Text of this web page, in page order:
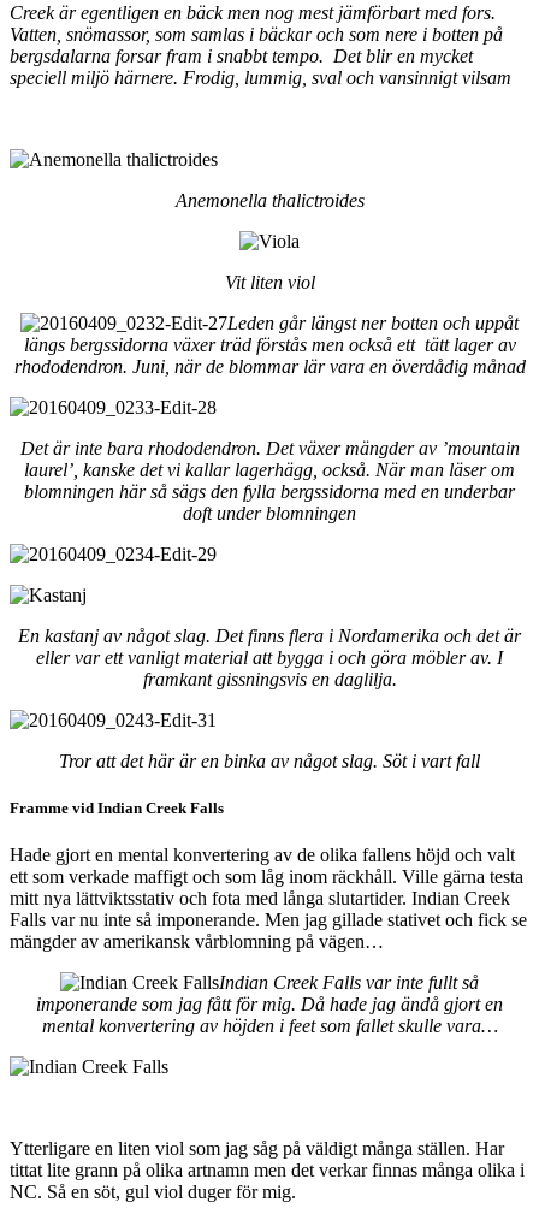
Creek är egentligen en bäck men nog mest jämförbart med fors.
Vatten, snömassor, som samlas i bäckar och som nere i botten på
bergsdalarna forsar fram i snabbt tempo. Det blir en mycket
speciell miljö härnere. Frodig, lummig, sval och vansinnigt vilsam
Anemonella thalictroides
Vit liten viol
Leden går längst ner botten och uppåt
längs bergssidorna växer träd förstås men också ett tätt lager av
rhododendron. Juni, när de blommar lär vara en överdådig månad
Det är inte bara rhododendron. Det växer mängder av ’mountain
laurel’, kanske det vi kallar lagerhägg, också. När man läser om
blomningen här så sägs den fylla bergssidorna med en underbar
doft under blomningen
En kastanj av något slag. Det finns flera i Nordamerika och det är
eller var ett vanligt material att bygga i och göra möbler av. I
framkant gissningsvis en daglilja.
Tror att det här är en binka av något slag. Söt i vart fall
Framme vid Indian Creek Falls
Hade gjort en mental konvertering av de olika fallens höjd och valt
ett som verkade maffigt och som låg inom räckhåll. Ville gärna testa
mitt nya lättviktsstativ och fota med långa slutartider. Indian Creek
Falls var nu inte så imponerande. Men jag gillade stativet och fick se
mängder av amerikansk vårblomning på vägen…
Indian Creek Falls var inte fullt så
imponerande som jag fått för mig. Då hade jag ändå gjort en
mental konvertering av höjden i feet som fallet skulle vara…
Ytterligare en liten viol som jag såg på väldigt många ställen. Har
tittat lite grann på olika artnamn men det verkar finnas många olika i
NC. Så en söt, gul viol duger för mig.